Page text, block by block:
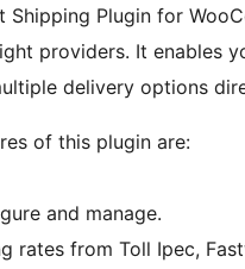
Shipping Plugin for
providers. It enables
delivery options
of this plugin are:
and manage.
rates from Toll Ipec,